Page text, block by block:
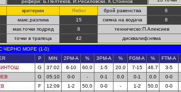
рефери: Б.Пелтеков, И.Ресиловски, К.Стойнов
критерии Ямбол брой равенства
6
макс.разлика 15 смяна на водача
8
мак.точки подред 8
техническо:П.Алексиев
точки в трапеца 42 дисквалиф:няма
ЧЕРНО МОРЕ (1-0)
P MIN 2PM-A % 3PM-A % FGM-A % FTM-A
G 37:02 6-10 60.0 1-5 20.0 7-15 46.7 3-5
G 05:10 0-0 - 0-1 0.0 0-1 0.0 0-0
F 12:09 1-2 50.0 0-0 - 1-2 50.0 0-0